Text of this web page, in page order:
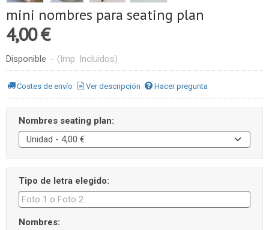
mini nombres para seating plan
4,00 €
Disponible - (Imp. Incluidos)
Costes de envío Ver descripción Hacer pregunta
Nombres seating plan:
Tipo de letra elegido:
Nombres: